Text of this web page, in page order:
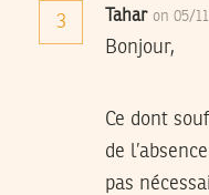
3 Tahar on 05/
Bonjour,
Ce dont
de
pas